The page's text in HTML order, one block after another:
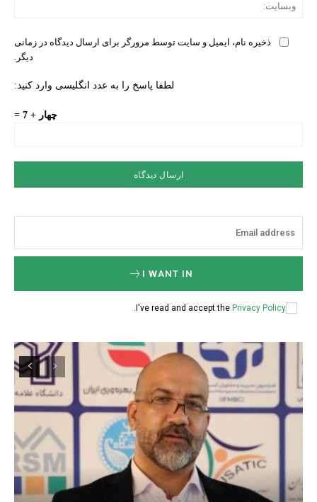
ذخیره نام، ایمیل و سایت توسط مرورگر برای ارسال دیدگاه در زمانی
دیگر.
لطفا پاسخ را به عدد انگلیسی وارد کنید:
چهار + 7 =
I WANT IN
I've read and accept the Privacy Policy